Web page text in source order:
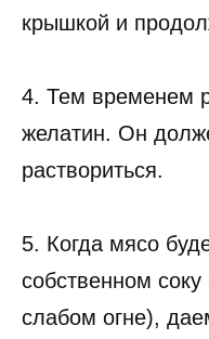
крышкой и
4. Тем временем
желатин. Он
раствориться.
5. Когда мясо
собственном
слабом огне),